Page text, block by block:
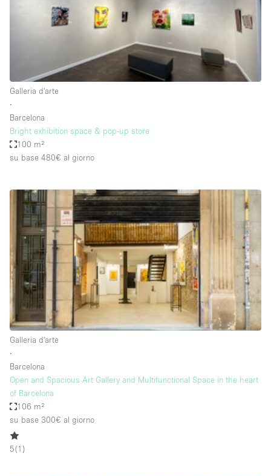
Acquista Condividi
Atelier / Laboratorio
Camion
Container
Fiera/festival
Galleria d'arte
Hall
Imbarcazione
Magazzino
Negozio in centro commerciale
Sala conferenze
Sala riunioni
Salone
Galleria d'arte
∙
Barcelona
Bright exhibition space & pop-up store
100 m²
su base 480€ al giorno
Galleria d'arte
∙
Barcelona
Open and Spacious Art Gallery and Multifunctional Space in the heart
of Barcelona
106 m²
su base 300€ al giorno
5(1 )